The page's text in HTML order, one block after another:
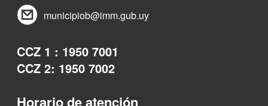
municipiob@imm.gub.uy
CCZ 1 : 1950 7001
CCZ 2: 1950 7002
Horario de atención